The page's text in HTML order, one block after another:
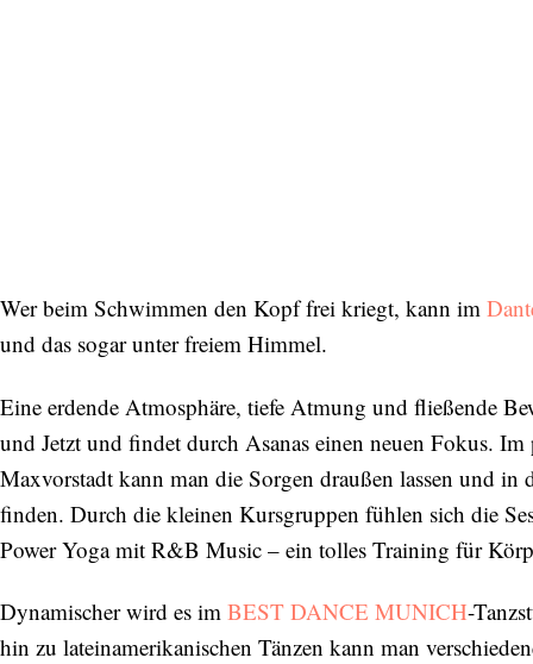
Wer beim Schwimmen den Kopf frei kriegt, kann im
und das sogar unter freiem Himmel.
Eine erdende Atmosphäre, tiefe Atmung und fließende
und Jetzt und findet durch Asanas einen neuen Fokus.
Maxvorstadt kann man die Sorgen draußen lassen und
finden. Durch die kleinen Kursgruppen fühlen sich die
Power Yoga mit R&B Music – ein tolles Training für
Dynamischer wird es im BEST DANCE MUNICH-
hin zu lateinamerikanischen Tänzen kann man